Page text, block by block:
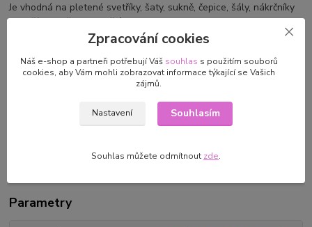
Je vhodná na pletené svetříky, šaty, sukně, čepice, šály, nákrčníky
a další, pro děti a dospělé
Návin: 50 g/175m
Parametry
Zpracování cookies
Náš e-shop a partneři potřebují Váš souhlas s použitím souborů
cookies, aby Vám mohli zobrazovat informace týkající se Vašich
zájmů.
Nastavení Souhlasím
Souhlas můžete odmítnout zde.